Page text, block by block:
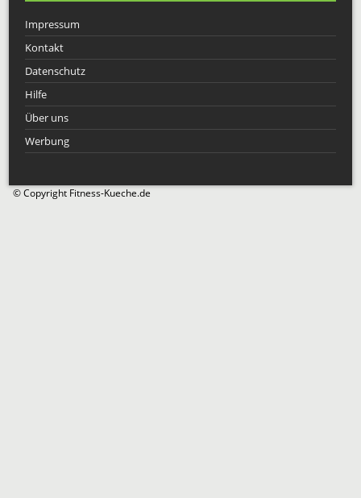
Impressum
Kontakt
Datenschutz
Hilfe
Über uns
Werbung
© Copyright Fitness-Kueche.de